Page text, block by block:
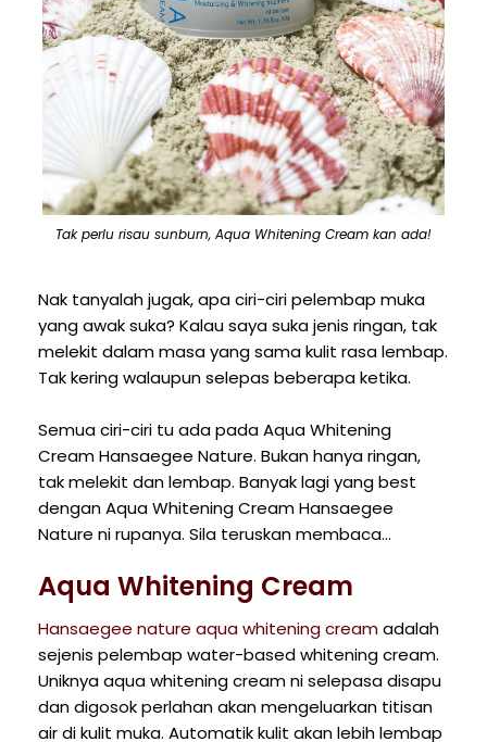
Tak perlu risau sunburn, Aqua Whitening Cream kan ada!
Nak tanyalah jugak, apa ciri-ciri pelembap muka
yang awak suka? Kalau saya suka jenis ringan, tak
melekit dalam masa yang sama kulit rasa lembap.
Tak kering walaupun selepas beberapa ketika.
Semua ciri-ciri tu ada pada Aqua Whitening
Cream Hansaegee Nature. Bukan hanya ringan,
tak melekit dan lembap. Banyak lagi yang best
dengan Aqua Whitening Cream Hansaegee
Nature ni rupanya. Sila teruskan membaca...
Aqua Whitening Cream
Hansaegee nature aqua whitening creamadalah
sejenis pelembap water-based whitening cream.
Uniknya aqua whitening cream ni selepasa disapu
dan digosok perlahan akan mengeluarkan titisan
air di kulit muka. Automatik kulit akan lebih lembap